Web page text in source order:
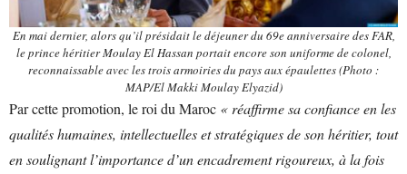
En mai dernier, alors qu’il présidait ledéjeuner du 69e anniversaire des FAR,
le prince héritier Moulay El Hassan portait encore son uniforme de colonel,
reconnaissable avec les trois armoiries du pays aux épaulettes (Photo :
MAP/El Makki Moulay Elyazid)
Par cette promotion, le roi du Maroc « réaffirme sa confiance en les
qualités humaines, intellectuelles et stratégiques de son héritier, tout
en soulignant l’importance d’un encadrement rigoureux, à la fois